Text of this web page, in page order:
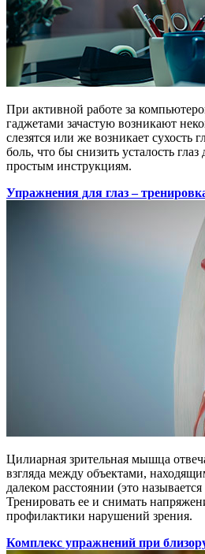
При активной работе за
гаджетами зачастую возникают
слезятся или же возникает сухость
боль, что бы снизить усталость глаз
простым инструкциям.
Упражнения для глаз –
Цилиарная зрительная мышца
взгляда между объектами,
далеком расстоянии (это
Тренировать ее и снимать
профилактики нарушений зрения.
Комплекс упражнений при